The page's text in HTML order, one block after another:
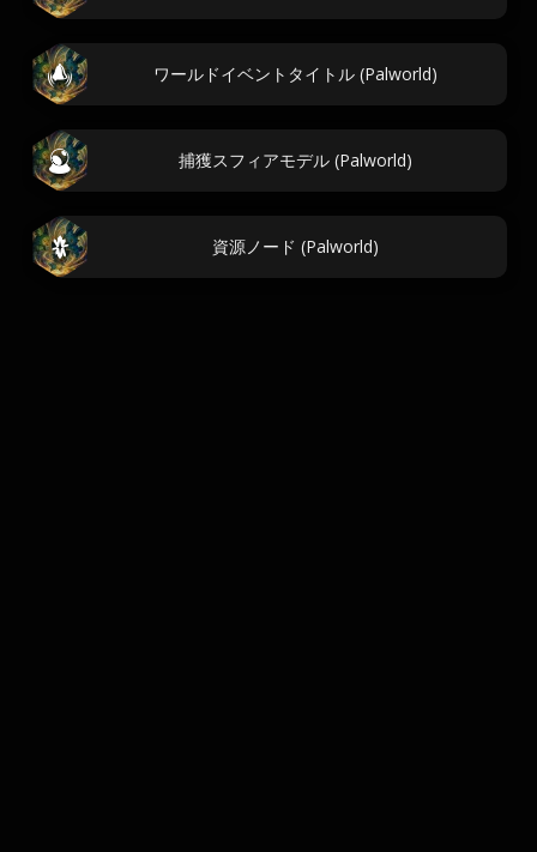
ワールドイベントタイトル (Palworld)
捕獲スフィアモデル (Palworld)
資源ノード (Palworld)